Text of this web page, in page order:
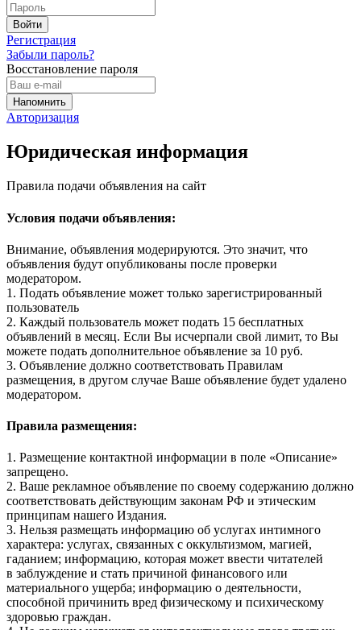
Регистрация
Забыли пароль?
Восстановление пароля
Авторизация
Юридическая информация
Правила подачи объявления на сайт
Условия подачи объявления:
Внимание, объявления модерируются. Это значит, что
объявления будут опубликованы после проверки
модератором.
1. Подать объявление может только зарегистрированный
пользователь
2. Каждый пользователь может подать 15 бесплатных
объявлений в месяц. Если Вы исчерпали свой лимит, то Вы
можете подать дополнительное объявление за 10 руб.
3. Объявление должно соответствовать Правилам
размещения, в другом случае Ваше объявление будет удалено
модератором.
Правила размещения:
1. Размещение контактной информации в поле «Описание»
запрещено.
2. Ваше рекламное объявление по своему содержанию должно
соответствовать действующим законам РФ и этическим
принципам нашего Издания.
3. Нельзя размещать информацию об услугах интимного
характера: услугах, связанных с оккультизмом, магией,
гаданием; информацию, которая может ввести читателей
в заблуждение и стать причиной финансового или
материального ущерба; информацию о деятельности,
способной причинить вред физическому и психическому
здоровью граждан.